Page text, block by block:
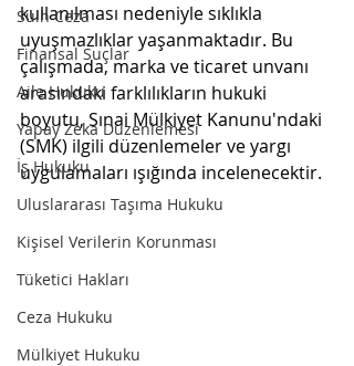
Sulh Ceza
Finansal Suçlar
Aile Hukuku
Yapay Zeka Düzenlemesi
İş Hukuku
Uluslararası Taşıma Hukuku
Kişisel Verilerin Korunması
Tüketici Hakları
Ceza Hukuku
Mülkiyet Hukuku
kullanılması nedeniyle sıklıkla
uyuşmazlıklar yaşanmaktadır. Bu
çalışmada, marka ve ticaret unvanı
arasındaki farklılıkların hukuki
boyutu, Sınai Mülkiyet Kanunu'ndaki
(SMK) ilgili düzenlemeler ve yargı
uygulamaları ışığında incelenecektir.